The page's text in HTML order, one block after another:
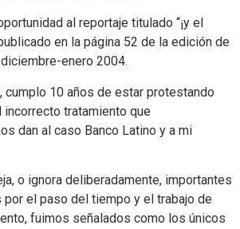
al reportaje titulado “¡y el
en la página 52 de la edición de
diciembre-enero 2004.
cumplo 10 años de estar protestando
tratamiento que
dan al caso Banco Latino y a mi
o ignora deliberadamente, importantes
el paso del tiempo y el trabajo de
fuimos señalados como los únicos